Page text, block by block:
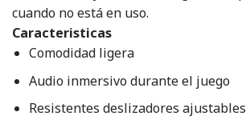
cuando no está en uso.
Caracteristicas
Comodidad ligera
Audio inmersivo durante el juego
Resistentes deslizadores